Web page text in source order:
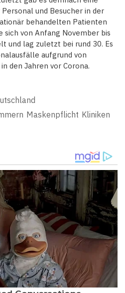
und Besucher in der
behandelten Patienten
von Anfang November bis
und lag zuletzt bei rund 30. Es
aufgrund von
den Jahren vor Corona.
Maskenpflicht Kliniken